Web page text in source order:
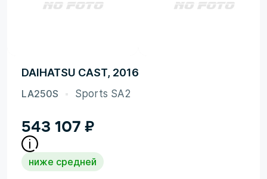
DAIHATSU CAST, 2016
LA250S Sports SA2
543 107 ₽
ниже средней